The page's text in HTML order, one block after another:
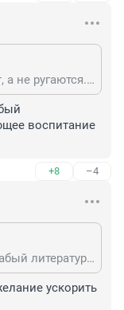
Просто 2/3 матом разговаривают, а не ругаются. ;)
воспитание
+8 –4
ну это немного другое, просто слабый литературный запас, соответствующее воспитание и проч.
ускорить